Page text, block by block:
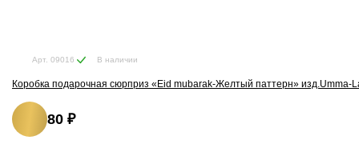
Арт. 09016 В наличии
Коробка подарочная сюрприз «Eid mubarak-Желтый паттерн» изд.Umma-
80 ₽